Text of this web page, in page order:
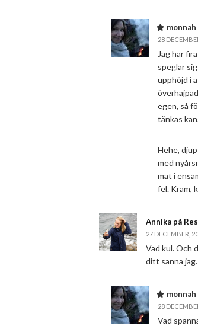
monnah
28
Jag har
speglar
upphöjd i
egen, så
tänkas
Hehe,
med
mat i
fel. Kram,
Annika på
27 DECEMBER,
Vad kul. Och
ditt sanna jag.
monnah
28
Vad